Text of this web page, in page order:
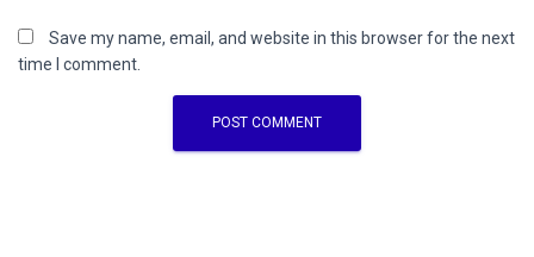
Save my name, email, and website in this browser for the next
time I comment.